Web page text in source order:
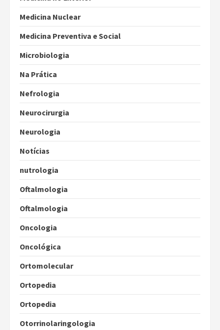
Medicina Nuclear
Medicina Preventiva e Social
Microbiologia
Na Prática
Nefrologia
Neurocirurgia
Neurologia
Notícias
nutrologia
Oftalmologia
Oftalmologia
Oncologia
Oncológica
Ortomolecular
Ortopedia
Ortopedia
Otorrinolaringologia